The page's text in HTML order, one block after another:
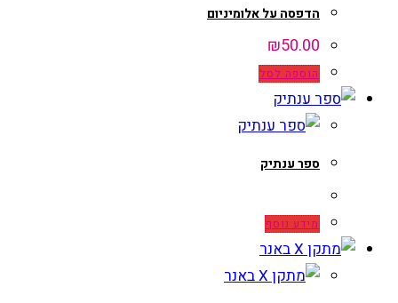
הדפסה על אלומיניום
₪50.00
הוספה לסל
ספר ענתיק
מידע נוסף